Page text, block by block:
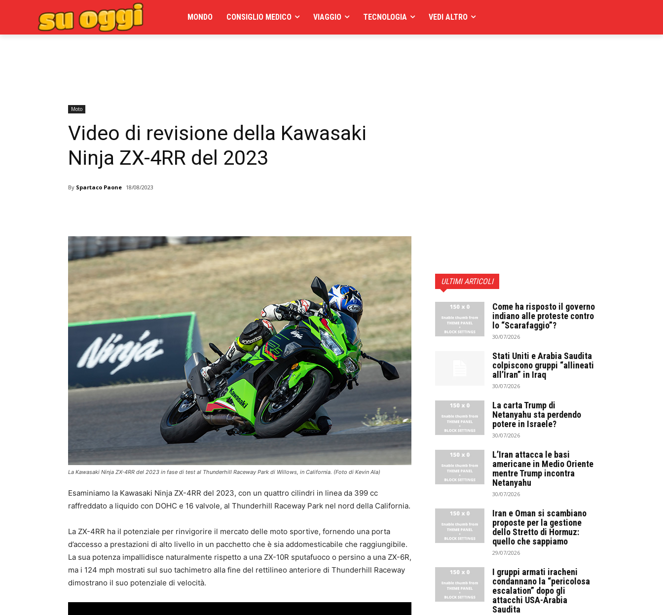
MONDO CONSIGLIO MEDICO VIAGGIO TECNOLOGIA VEDI ALTRO
Moto
Video di revisione della Kawasaki
Ninja ZX-4RR del 2023
By Spartaco Paone 18/08/2023
La Kawasaki Ninja ZX-4RR del 2023 in fase di test al Thunderhill Raceway Park di Willows, in California. (Foto di Kevin Ala)
Esaminiamo la Kawasaki Ninja ZX-4RR del 2023, con un quattro cilindri in linea da 399 cc
raffreddato a liquido con DOHC e 16 valvole, al Thunderhill Raceway Park nel nord della California.
La ZX-4RR ha il potenziale per rinvigorire il mercato delle moto sportive, fornendo una porta
d’accesso a prestazioni di alto livello in un pacchetto che è sia addomesticabile che raggiungibile.
La sua potenza impallidisce naturalmente rispetto a una ZX-10R sputafuoco o persino a una ZX-6R,
ma i 124 mph mostrati sul suo tachimetro alla fine del rettilineo anteriore di Thunderhill Raceway
dimostrano il suo potenziale di velocità.
ULTIMI ARTICOLI
Come ha risposto il governo
indiano alle proteste contro
lo “Scarafaggio”?
30/07/2026
Stati Uniti e Arabia Saudita
colpiscono gruppi “allineati
all’Iran” in Iraq
30/07/2026
La carta Trump di
Netanyahu sta perdendo
potere in Israele?
30/07/2026
L’Iran attacca le basi
americane in Medio Oriente
mentre Trump incontra
Netanyahu
30/07/2026
Iran e Oman si scambiano
proposte per la gestione
dello Stretto di Hormuz:
quello che sappiamo
29/07/2026
I gruppi armati iracheni
condannano la “pericolosa
escalation” dopo gli
attacchi USA-Arabia
Saudita